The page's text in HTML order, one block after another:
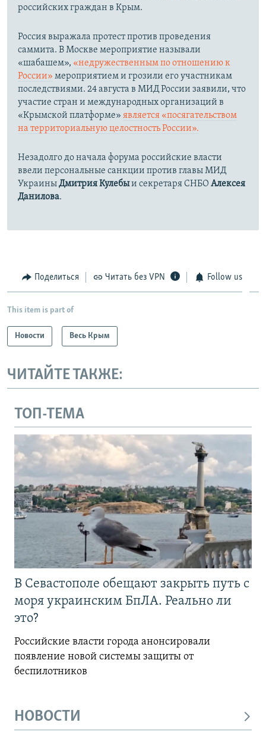
российских граждан в Крым.
Россия выражала протест против проведения
саммита. В Москве мероприятие называли
«шабашем», «недружественным по отношению к
России» мероприятием и грозили его участникам
последствиями. 24 августа в МИД России заявили, что
участие стран и международных организаций в
«Крымской платформе» является «посягательством
на территориальную целостность России».
Незадолго до начала форума российские власти
ввели персональные санкции против главы МИД
УкраиныДмитрия Кулебыи секретаря СНБО Алексея
Данилова.
Поделиться Читать без VPN Follow us
This item is part of
Новости Весь Крым
ЧИТАЙТЕ ТАКЖЕ:
ТОП-ТЕМА
В Севастополе обещают закрыть путь с
моря украинским БпЛА. Реально ли
это?
Российские власти города анонсировали
появление новой системы защиты от
беспилотников
НОВОСТИ